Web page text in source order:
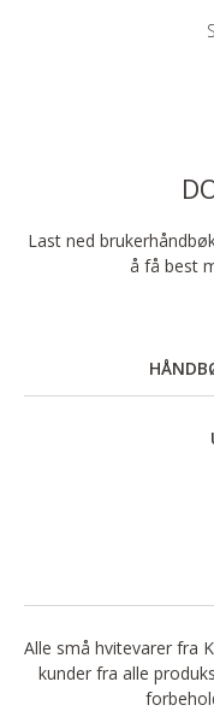
Last ned
å få best
Alle små hvitevarer fra
kunder fra alle